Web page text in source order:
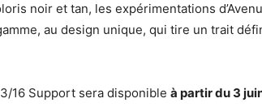
noir et tan, les expérimentations
au design unique, qui tire un trait
16 Support sera disponible à partir du 3